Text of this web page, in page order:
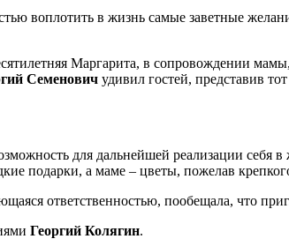
воплотить в жизнь самые заветные
Маргарита, в сопровождении мамы,
Семенович удивил гостей, представив
для дальнейшей реализации себя
подарки, а маме – цветы, пожелав
ответственностью, пообещала, что
Георгий Колягин.